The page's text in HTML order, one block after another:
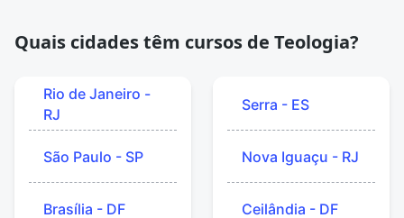
Quais cidades têm cursos de Teologia?
Rio de Janeiro -
RJ
São Paulo - SP
Brasília - DF
Serra - ES
Nova Iguaçu - RJ
Ceilândia - DF